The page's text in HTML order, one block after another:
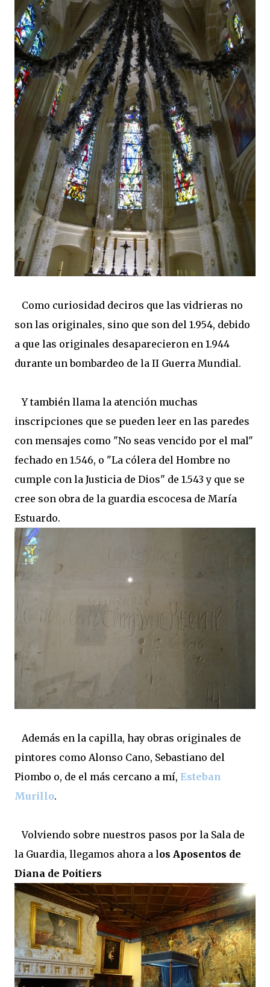
Como curiosidad deciros que las vidrieras no
son las originales, sino que son del 1.954, debido
a que las originales desaparecieron en 1.944
durante un bombardeo de la II Guerra Mundial.
Y también llama la atención muchas
inscripciones que se pueden leer en las paredes
con mensajes como "No seas vencido por el mal"
fechado en 1.546, o "La cólera del Hombre no
cumple con la Justicia de Dios" de 1.543 y que se
cree son obra de la guardia escocesa de María
Estuardo.
Además en la capilla, hay obras originales de
pintores como Alonso Cano, Sebastiano del
Piombo o, de el más cercano a mí, Esteban
Murillo.
Volviendo sobre nuestros pasos por la Sala de
la Guardia, llegamos ahora a los Aposentos de
Diana de Poitiers